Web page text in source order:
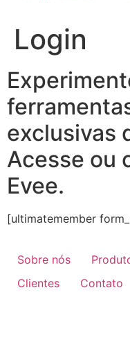
Login
exclusivas
Acesse ou
Evee.
[ultimatemember
Sobre nós
Clientes
Contato